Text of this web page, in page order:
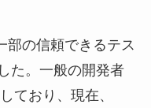
部の信頼できるテス
た。一般の開発者
ており、現在、